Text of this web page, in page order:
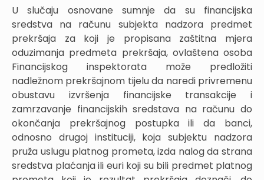
U slučaju osnovane sumnje da su financijska
sredstva na računu subjekta nadzora predmet
prekršaja za koji je propisana zaštitna mjera
oduzimanja predmeta prekršaja, ovlaštena osoba
Financijskog inspektorata može predložiti
nadležnom prekršajnom tijelu da naredi privremenu
obustavu izvršenja financijske transakcije i
zamrzavanje financijskih sredstava na računu do
okončanja prekršajnog postupka ili da banci,
odnosno drugoj instituciji, koja subjektu nadzora
pruža uslugu platnog prometa, izda nalog da strana
sredstva plaćanja ili euri koji su bili predmet platnog